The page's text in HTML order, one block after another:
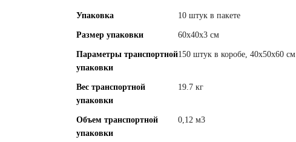
Упаковка 10 штук в пакете
Размер упаковки 60x40x3 см
Параметры транспортной
упаковки
150 штук в коробе, 40x50x60 см
Вес транспортной
упаковки
19.7 кг
Объем транспортной
упаковки
0,12 м3